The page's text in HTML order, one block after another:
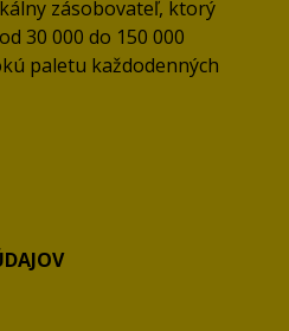
zásobovateľ, ktorý
30 000 do 150 000
paletu každodenných